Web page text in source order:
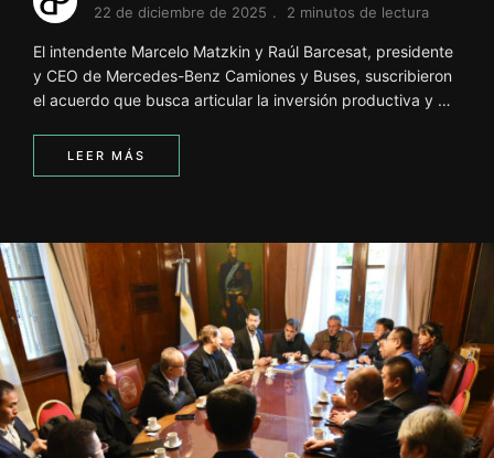
22 de diciembre de 2025
2 minutos de lectura
El intendente Marcelo Matzkin y Raúl Barcesat, presidente
y CEO de Mercedes-Benz Camiones y Buses, suscribieron
el acuerdo que busca articular la inversión productiva y …
LEER MÁS